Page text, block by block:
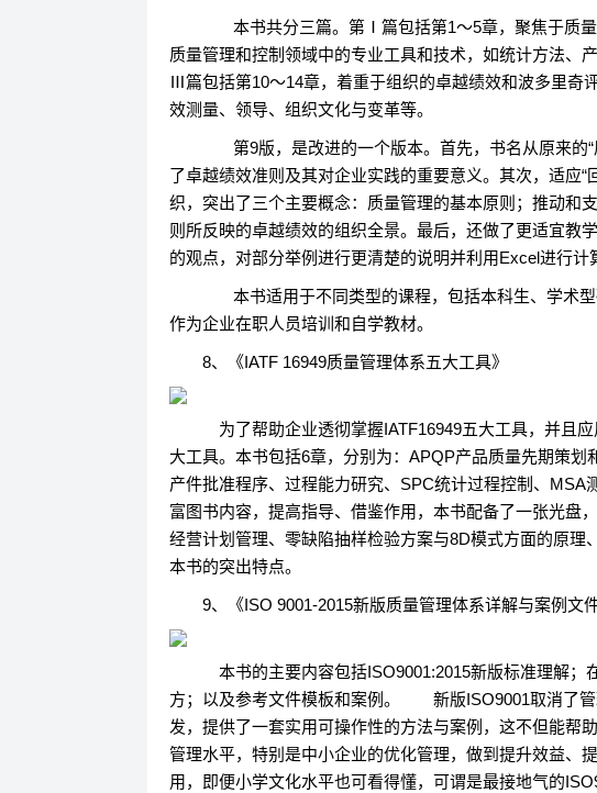
本书共分三篇。第Ⅰ篇包括第1～5章，聚焦于质
质量管理和控制领域中的专业工具和技术，如统计方法、
Ⅲ篇包括第10～14章，着重于组织的卓越绩效和波多里奇
效测量、领导、组织文化与变革等。
第9版，是改进的一个版本。首先，书名从原来的“
了卓越绩效准则及其对企业实践的重要意义。其次，适应
织，突出了三个主要概念：质量管理的基本原则；推动和
则所反映的卓越绩效的组织全景。最后，还做了更适宜教
的观点，对部分举例进行更清楚的说明并利用Excel进行计
本书适用于不同类型的课程，包括本科生、学术
作为企业在职人员培训和自学教材。
8、《IATF 16949质量管理体系五大工具》
为了帮助企业透彻掌握IATF16949五大工具，并且
大工具。本书包括6章，分别为：APQP产品质量先期策
产件批准程序、过程能力研究、SPC统计过程控制、
富图书内容，提高指导、借鉴作用，本书配备了一张光盘
经营计划管理、零缺陷抽样检验方案与8D模式方面的原
本书的突出特点。
9、《ISO 9001-2015新版质量管理体系详解与案例文件
本书的主要内容包括ISO9001:2015新版标准理解；
方；以及参考文件模板和案例。 新版ISO9001取消了管
发，提供了一套实用可操作性的方法与案例，这不但能帮
管理水平，特别是中小企业的优化管理，做到提升效益
用，即便小学文化水平也可看得懂，可谓是最接地气的